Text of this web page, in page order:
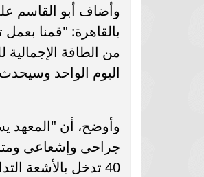
وأضاف أبو القاسم
بالقاهرة: "قمنا بعمل
اليوم الواحد